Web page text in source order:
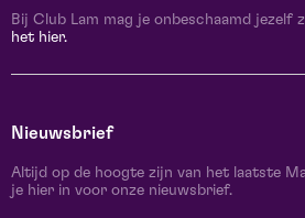
Bij Club Lam mag je onbeschaamd jezelf
het hier.
Nieuwsbrief
Altijd op de hoogte zijn van het laatste
je hier in voor onze nieuwsbrief.